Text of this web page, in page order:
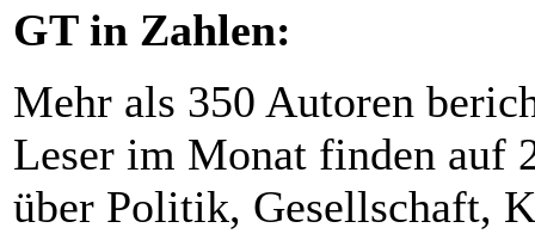
GT in Zahlen:
Mehr als 350 Autoren
Leser im Monat finden auf
über Politik, Gesellschaft,